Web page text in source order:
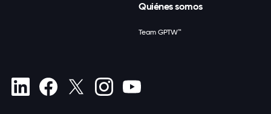
Quiénes somos
Team GPTW™